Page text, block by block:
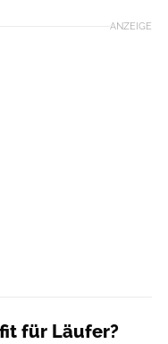
ANZEIGE
für Läufer?